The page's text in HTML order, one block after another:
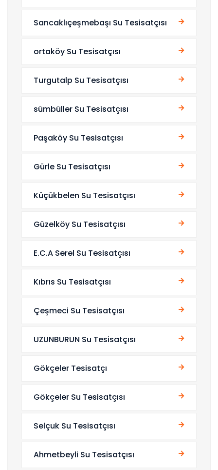
Sancaklıçeşmebaşı Su Tesisatçısı
ortaköy Su Tesisatçısı
Turgutalp Su Tesisatçısı
sümbüller Su Tesisatçısı
Paşaköy Su Tesisatçısı
Gürle Su Tesisatçısı
Küçükbelen Su Tesisatçısı
Güzelköy Su Tesisatçısı
E.C.A Serel Su Tesisatçısı
Kıbrıs Su Tesisatçısı
Çeşmeci Su Tesisatçısı
UZUNBURUN Su Tesisatçısı
Gökçeler Tesisatçı
Gökçeler Su Tesisatçısı
Selçuk Su Tesisatçısı
Ahmetbeyli Su Tesisatçısı